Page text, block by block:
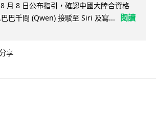
月 8 日公布指引，確認中國大陸合資格
巴千問 (Qwen) 接駁至 Siri 及寫...
閱讀
享